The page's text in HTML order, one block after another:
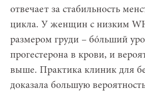
отвечает за стабильность
цикла. У женщин с низким
размером груди – бóльший
прогестерона в крови, и
выше. Практика клиник для
доказала большую